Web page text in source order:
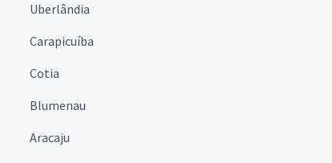
Uberlândia
Carapicuíba
Cotia
Blumenau
Aracaju